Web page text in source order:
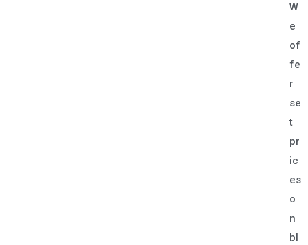
W
e
of
fe
r
se
t
pr
ic
es
o
n
bl